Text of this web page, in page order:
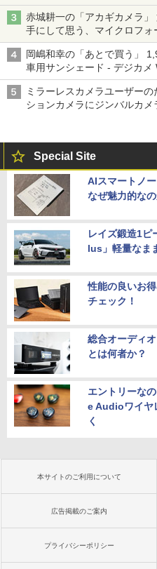
赤城耕一の「アカギカメラ
手にして思う、マイクロフ
岡嶋和幸の「あとで買う」
車用サンシェード - デジカメ
ミラーレスカメラユーザー
ションカメラにジンバルカ
Special Site
AIスマートノ
なぜ魅力的なの
レイズ鍛造1ピ
lus」軽量なま
性能の良いお
チェック！
総合オーディ
とは何者か？
エントリーな
e Audioワイヤ
く
本サイトのご利用について
広告掲載のご案内
プライバシーポリシー